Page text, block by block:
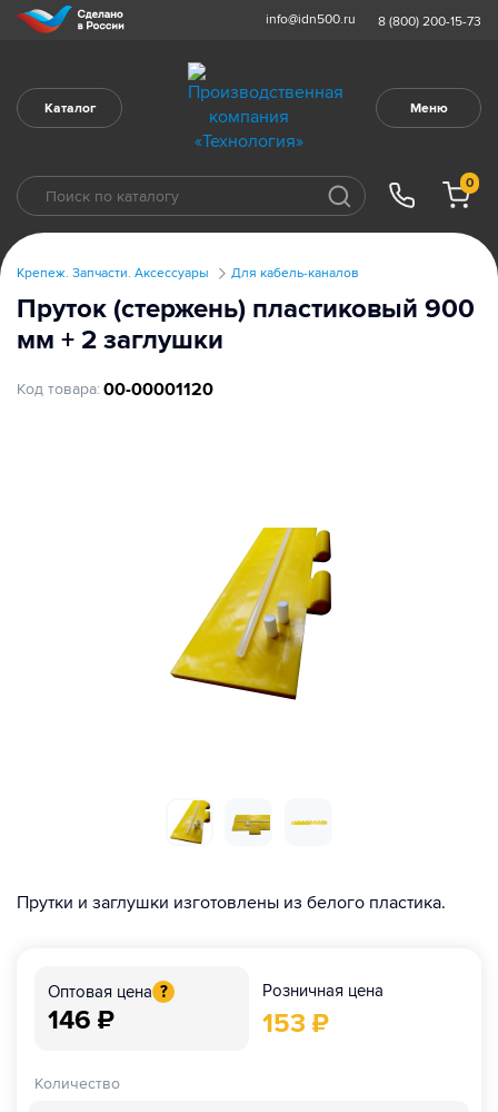
info@idn500.ru 8 (800) 200-15-73
Каталог Меню
0
Крепеж. Запчасти. Аксессуары Для кабель-каналов
Пруток (стержень) пластиковый 900
мм + 2 заглушки
Код товара: 00-00001120
Прутки и заглушки изготовлены из белого пластика.
Оптовая цена ?
146 ₽
Розничная цена
153 ₽
Количество